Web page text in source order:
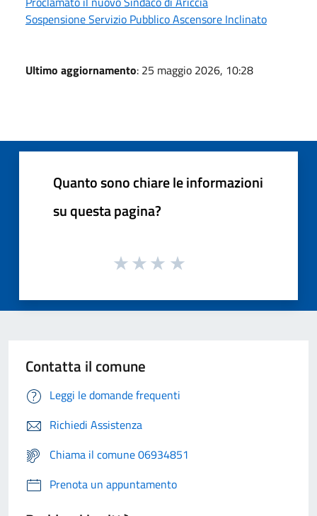
Sospensione Servizio Pubblico Ascensore Inclinato
Ultimo aggiornamento: 25 maggio 2026, 10:28
Quanto sono chiare le informazioni
su questa pagina?
Contatta il comune
Leggi le domande frequenti
Richiedi Assistenza
Chiama il comune 06934851
Prenota un appuntamento